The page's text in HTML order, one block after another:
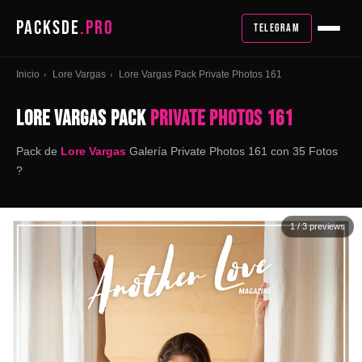
PACKSDE.PRO TELEGRAM
Inicio › Lore Vargas › Lore Vargas Pack Private Photos 161
LORE VARGAS PACKPRIVATE PHOTOS 161
Pack de Lore Vargas Galería Private Photos 161 con 35 Fotos
?
1/ 3 previews